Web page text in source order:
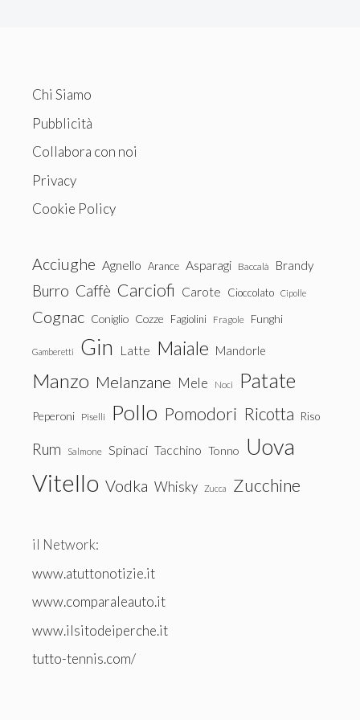
Chi Siamo
Pubblicità
Collabora con noi
Privacy
Cookie Policy
Acciughe Agnello Arance Asparagi Baccalà Brandy
Burro Caffè Carciofi Carote Cioccolato Cipolle
Cognac Coniglio Cozze Fagiolini Fragole Funghi
Gamberetti Gin Latte Maiale Mandorle
Manzo Melanzane Mele Noci Patate
Peperoni Piselli Pollo Pomodori Ricotta Riso
Rum Salmone Spinaci Tacchino Tonno Uova
Vitello Vodka Whisky Zucca Zucchine
il Network:
www.atuttonotizie.it
www.comparaleauto.it
www.ilsitodeiperche.it
tutto-tennis.com/